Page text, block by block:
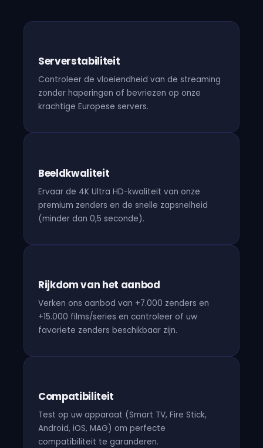
Serverstabiliteit
Controleer de vloeiendheid van de streaming
zonder haperingen of bevriezen op onze
krachtige Europese servers.
Beeldkwaliteit
Ervaar de 4K Ultra HD-kwaliteit van onze
premium zenders en de snelle zapsnelheid
(minder dan 0,5 seconde).
Rijkdom van het aanbod
Verken ons aanbod van +7.000 zenders en
+15.000 films/series en controleer of uw
favoriete zenders beschikbaar zijn.
Compatibiliteit
Test op uw apparaat (Smart TV, Fire Stick,
Android, iOS, MAG) om perfecte
compatibiliteit te garanderen.